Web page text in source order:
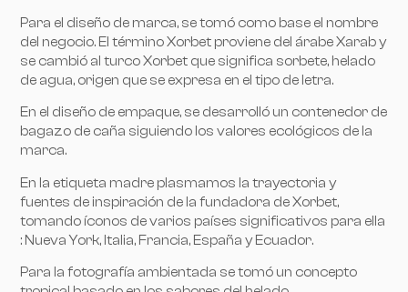
Para el diseño de marca, se tomó como base el nombre
del negocio. El término Xorbet proviene del árabe Xarab y
se cambió al turco Xorbet que significa sorbete, helado
de agua, origen que se expresa en el tipo de letra.
En el diseño de empaque, se desarrolló un contenedor de
bagazo de caña siguiendo los valores ecológicos de la
marca.
En la etiqueta madre plasmamos la trayectoria y
fuentes de inspiración de la fundadora de Xorbet,
tomando íconos de varios países significativos para ella
: Nueva York, Italia, Francia, España y Ecuador.
Para la fotografía ambientada se tomó un concepto